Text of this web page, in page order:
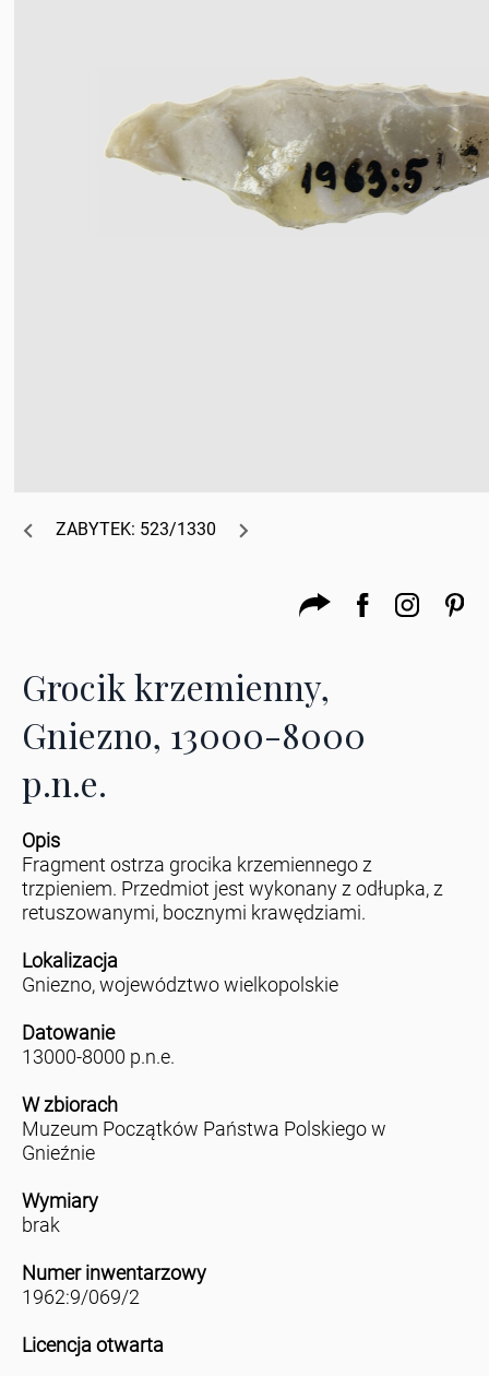
ZABYTEK: 523/1330
Grocik krzemienny,
Gniezno, 13000-8000
p.n.e.
Opis
Fragment ostrza grocika krzemiennego z
trzpieniem. Przedmiot jest wykonany z odłupka, z
retuszowanymi, bocznymi krawędziami.
Lokalizacja
Gniezno, województwo wielkopolskie
Datowanie
13000-8000 p.n.e.
W zbiorach
Muzeum Początków Państwa Polskiego w
Gnieźnie
Wymiary
brak
Numer inwentarzowy
1962:9/069/2
Licencja otwarta